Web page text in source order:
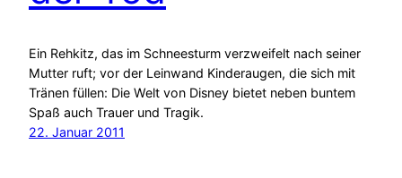
Ein Rehkitz, das im Schneesturm verzweifelt nach seiner
Mutter ruft; vor der Leinwand Kinderaugen, die sich mit
Tränen füllen: Die Welt von Disney bietet neben buntem
Spaß auch Trauer und Tragik.
22. Januar 2011